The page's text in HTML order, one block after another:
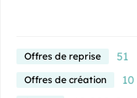
Offres de reprise 51
Offres de création 10